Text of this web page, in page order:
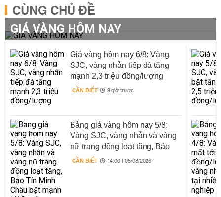
CÙNG CHỦ ĐỀ
GIÁ VÀNG HÔM NAY
Giá vàng hôm nay 6/8: Vàng
SJC, vàng nhẫn tiếp đà tăng
mạnh 2,3 triệu đồng/lượng
CẦN BIẾT 9 giờ trước
Bảng giá vàng hôm nay 5/8:
Vàng SJC, vàng nhẫn và vàng
nữ trang đồng loạt tăng, Bảo
Tín Minh Châu bật mạnh tới 3
CẦN BIẾT 14:00 | 05/08/2026